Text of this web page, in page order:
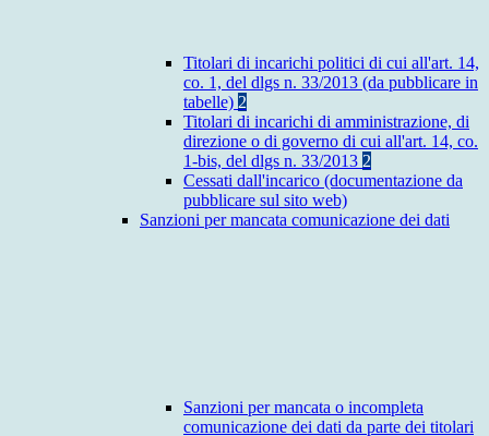
Titolari di incarichi politici di cui all'art. 14,
co. 1, del dlgs n. 33/2013 (da pubblicare in
tabelle) 2
Titolari di incarichi di amministrazione, di
direzione o di governo di cui all'art. 14, co.
1-bis, del dlgs n. 33/2013 2
Cessati dall'incarico (documentazione da
pubblicare sul sito web)
Sanzioni per mancata comunicazione dei dati
Sanzioni per mancata o incompleta
comunicazione dei dati da parte dei titolari